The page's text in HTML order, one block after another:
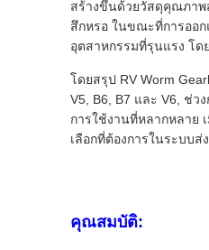
สร้างขึ้นด้วยวัสดุคุณภาพ
สึกหรอ ในขณะที่การออ
อุตสาหกรรมที่รุนแรง โด
โดยสรุป RV Worm
V5, B6, B7 และ V6, ช่ว
การใช้งานที่หลากหลาย
เลือกที่ต้องการในระบบส่
คุณสมบัติ: